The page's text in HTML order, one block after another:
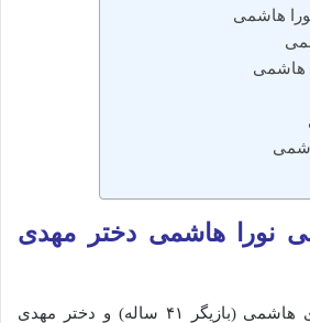
هاشمی
هاشمی
هاشمی دختر مهدی
نورا هاشمی دختر مهدی هاشمی (بازیگر ۴۱ ساله) و دختر مهدی